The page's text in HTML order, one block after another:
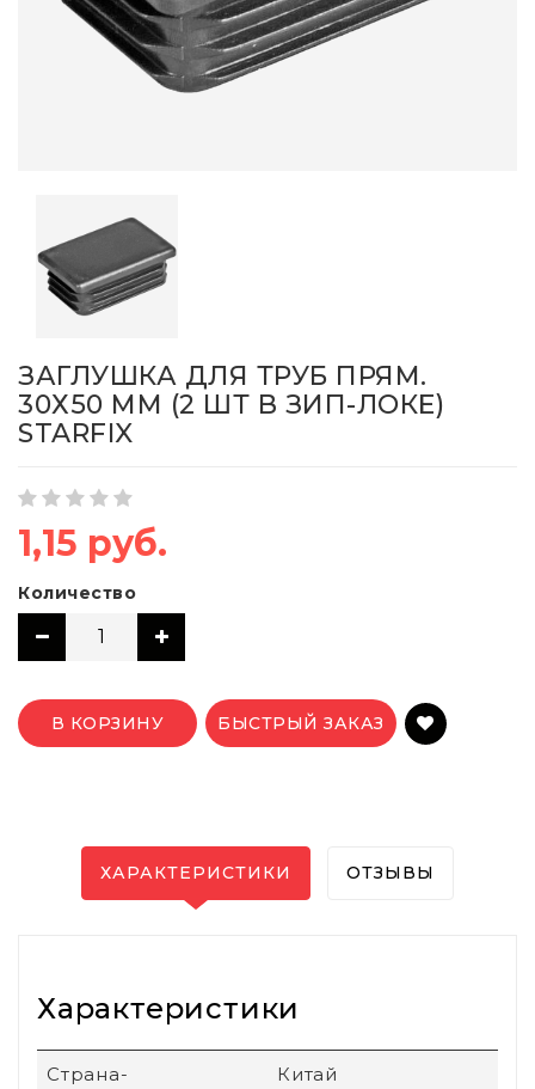
ЗАГЛУШКА ДЛЯ ТРУБ ПРЯМ.
30Х50 ММ (2 ШТ В ЗИП-ЛОКЕ)
STARFIX
1,15 руб.
Количество
В КОРЗИНУ БЫСТРЫЙ ЗАКАЗ
ХАРАКТЕРИСТИКИ ОТЗЫВЫ
Характеристики
Страна-
Китай